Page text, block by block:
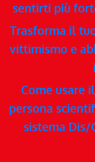
sentirti più
Trasforma il
vittimismo e
Come usare
persona
sistema Dis/